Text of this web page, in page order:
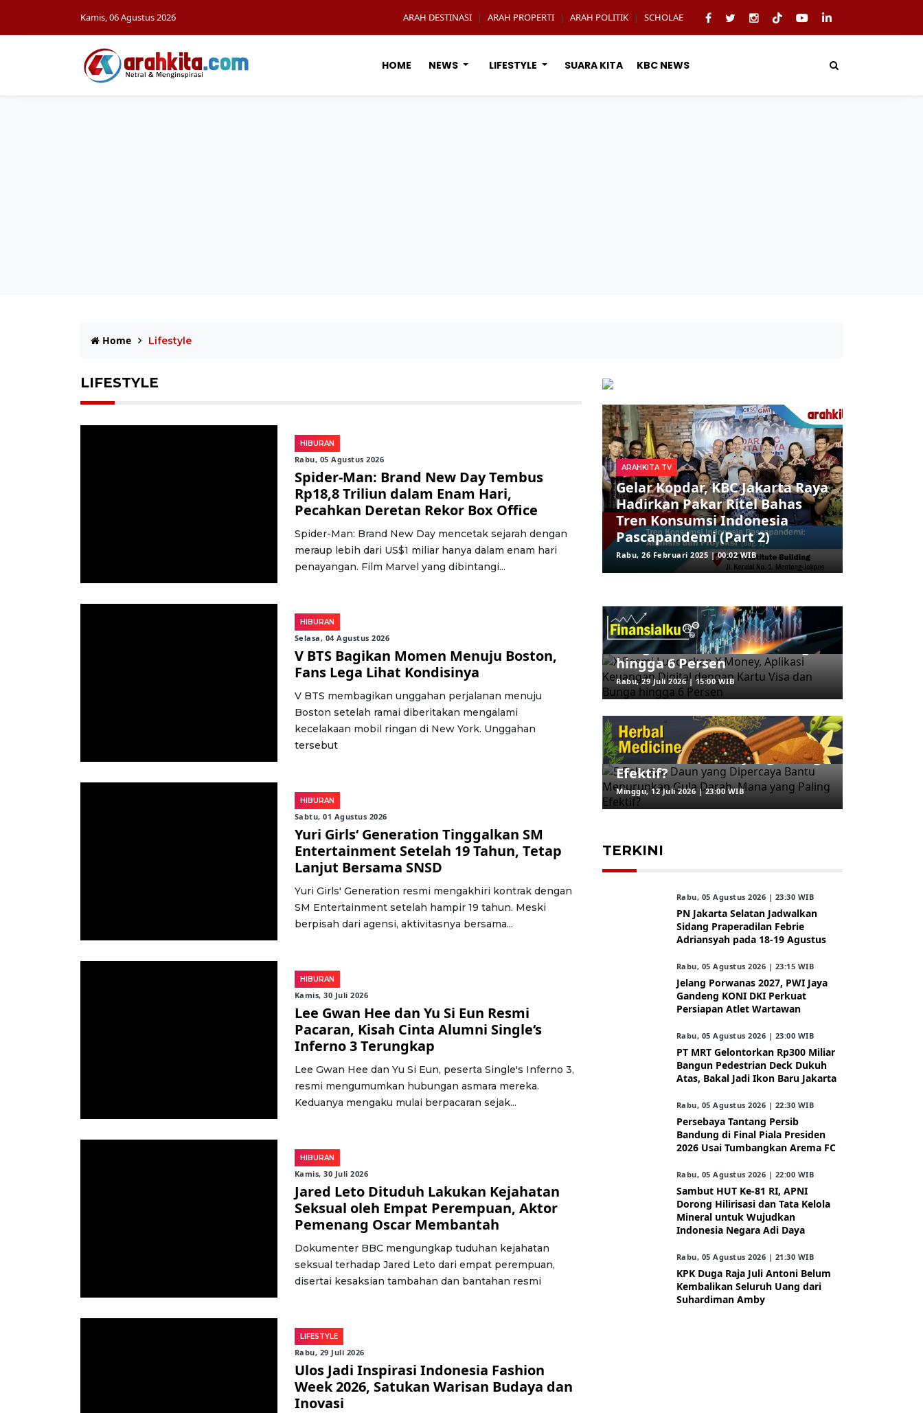
Kamis, 06 Agustus 2026 ARAH DESTINASI | ARAH PROPERTI | ARAH POLITIK | SCHOLAE
HOME NEWS LIFESTYLE SUARA KITA KBC NEWS
Home Lifestyle
LIFESTYLE
HIBURAN
Rabu, 05 Agustus 2026
Spider-Man: Brand New Day Tembus
Rp18,8 Triliun dalam Enam Hari,
Pecahkan Deretan Rekor Box Office
Spider-Man: Brand New Day mencetak sejarah dengan
meraup lebih dari US$1 miliar hanya dalam enam hari
penayangan. Film Marvel yang dibintangi...
HIBURAN
Selasa, 04 Agustus 2026
V BTS Bagikan Momen Menuju Boston,
Fans Lega Lihat Kondisinya
V BTS membagikan unggahan perjalanan menuju
Boston setelah ramai diberitakan mengalami
kecelakaan mobil ringan di New York. Unggahan
tersebut
HIBURAN
Sabtu, 01 Agustus 2026
Yuri Girls‘ Generation Tinggalkan SM
Entertainment Setelah 19 Tahun, Tetap
Lanjut Bersama SNSD
Yuri Girls' Generation resmi mengakhiri kontrak dengan
SM Entertainment setelah hampir 19 tahun. Meski
berpisah dari agensi, aktivitasnya bersama...
HIBURAN
Kamis, 30 Juli 2026
Lee Gwan Hee dan Yu Si Eun Resmi
Pacaran, Kisah Cinta Alumni Single‘s
Inferno 3 Terungkap
Lee Gwan Hee dan Yu Si Eun, peserta Single's Inferno 3,
resmi mengumumkan hubungan asmara mereka.
Keduanya mengaku mulai berpacaran sejak...
HIBURAN
Kamis, 30 Juli 2026
Jared Leto Dituduh Lakukan Kejahatan
Seksual oleh Empat Perempuan, Aktor
Pemenang Oscar Membantah
Dokumenter BBC mengungkap tuduhan kejahatan
seksual terhadap Jared Leto dari empat perempuan,
disertai kesaksian tambahan dan bantahan resmi
LIFESTYLE
Rabu, 29 Juli 2026
Ulos Jadi Inspirasi Indonesia Fashion
Week 2026, Satukan Warisan Budaya dan
Inovasi
ARAHKITA TV
Gelar Kopdar, KBC Jakarta Raya
Hadirkan Pakar Ritel Bahas
Tren Konsumsi Indonesia
Pascapandemi (Part 2)
Rabu, 26 Februari 2025 | 00:02 WIB
X Resmi Luncurkan X Money,
Aplikasi Keuangan Digital
dengan Kartu Visa dan Bunga
hingga 6 Persen
Rabu, 29 Juli 2026 | 15:00 WIB
5 Rebusan Daun yang
Dipercaya Bantu Menurunkan
Gula Darah, Mana yang Paling
Efektif?
Minggu, 12 Juli 2026 | 23:00 WIB
TERKINI
Rabu, 05 Agustus 2026 | 23:30 WIB
PN Jakarta Selatan Jadwalkan
Sidang Praperadilan Febrie
Adriansyah pada 18-19 Agustus
Rabu, 05 Agustus 2026 | 23:15 WIB
Jelang Porwanas 2027, PWI Jaya
Gandeng KONI DKI Perkuat
Persiapan Atlet Wartawan
Rabu, 05 Agustus 2026 | 23:00 WIB
PT MRT Gelontorkan Rp300 Miliar
Bangun Pedestrian Deck Dukuh
Atas, Bakal Jadi Ikon Baru Jakarta
Rabu, 05 Agustus 2026 | 22:30 WIB
Persebaya Tantang Persib
Bandung di Final Piala Presiden
2026 Usai Tumbangkan Arema FC
Rabu, 05 Agustus 2026 | 22:00 WIB
Sambut HUT Ke-81 RI, APNI
Dorong Hilirisasi dan Tata Kelola
Mineral untuk Wujudkan
Indonesia Negara Adi Daya
Rabu, 05 Agustus 2026 | 21:30 WIB
KPK Duga Raja Juli Antoni Belum
Kembalikan Seluruh Uang dari
Suhardiman Amby